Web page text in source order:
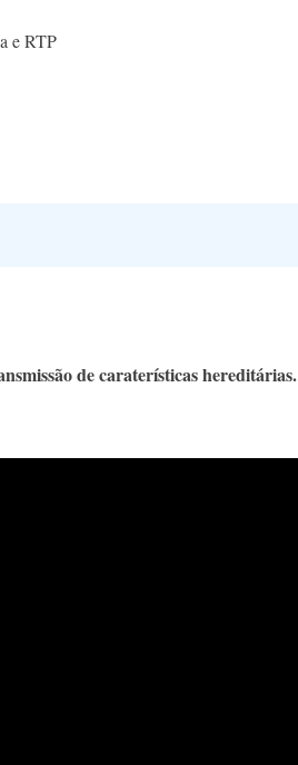
e RTP
de caraterísticas hereditárias.